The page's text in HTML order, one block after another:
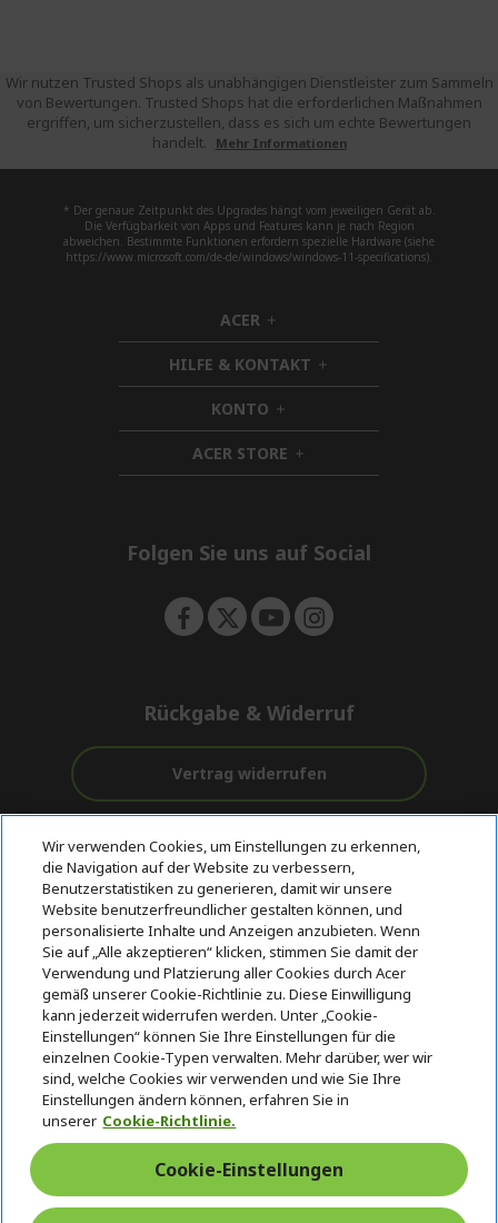
Wir nutzen Trusted Shops als unabhängigen Dienstleister zum Sammeln
von Bewertungen. Trusted Shops hat die erforderlichen Maßnahmen
ergriffen, um sicherzustellen, dass es sich um echte Bewertungen
handelt.
Mehr Informationen
* Der genaue Zeitpunkt des Upgrades hängt vom jeweiligen Gerät ab.
Die Verfügbarkeit von Apps und Features kann je nach Region
abweichen. Bestimmte Funktionen erfordern spezielle Hardware (siehe
https://www.microsoft.com/de-de/windows/windows-11-specifications).
ACER h
i
d
d
e
n
HILFE & KONTAKT h
i
d
n
KONTO h
i
d
d
ACER STORE h
i
e
Folgen Sie uns auf Social
Rückgabe & Widerruf
Vertrag widerrufen
Kostenloser
Versand
vor und nach
dem Kauf
Zahlung
© 2026 Acer Inc.
CPYou BV ist der autorisierte Wiederverkäufer und Händler der
Produkte und Dienstleistungen, die in diesem Shop angeboten
werden.
Deutschland/Österreich
Wir verwenden Cookies, um Einstellungen zu erkennen,
die Navigation auf der Website zu verbessern,
Benutzerstatistiken zu generieren, damit wir unsere
Website benutzerfreundlicher gestalten können, und
personalisierte Inhalte und Anzeigen anzubieten. Wenn
Sie auf „Alle akzeptieren“ klicken, stimmen Sie damit der
Verwendung und Platzierung aller Cookies durch Acer
gemäß unserer Cookie-Richtlinie zu. Diese Einwilligung
kann jederzeit widerrufen werden. Unter „Cookie-
Einstellungen“ können Sie Ihre Einstellungen für die
einzelnen Cookie-Typen verwalten. Mehr darüber, wer wir
sind, welche Cookies wir verwenden und wie Sie Ihre
Einstellungen ändern können, erfahren Sie in
unserer Cookie-Richtlinie.
Cookie-Einstellungen